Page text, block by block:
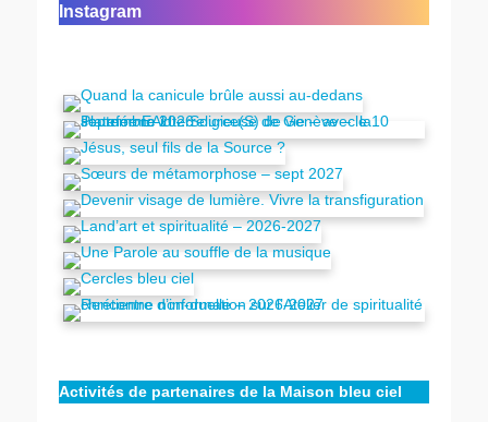
Instagram
Activités de partenaires de la Maison bleu ciel